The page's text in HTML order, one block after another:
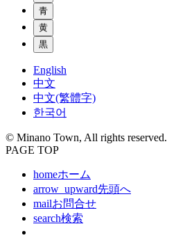
青
黄
黒
English
中文
中文(繁體字)
한국어
© Minano Town, All rights reserved.
PAGE TOP
homeホーム
arrow_upward先頭へ
mailお問合せ
search検索